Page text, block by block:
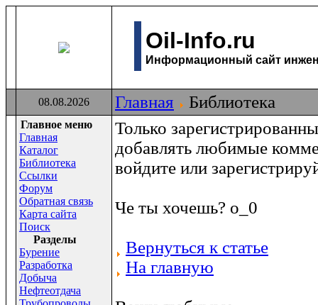
Oil-Info.ru
Информационный сайт
08.08.2026 Главная Библиотека
Главное меню
Главная
Каталог
Библиотека
Ссылки
Форум
Обратная связь
Карта сайта
Поиск
Раздeлы
Бурение
Разработка
Добыча
Нефтеотдача
Только
добавлять любимые
войдите или
Че ты хочешь? о_0
Вернуться к статье
На главную